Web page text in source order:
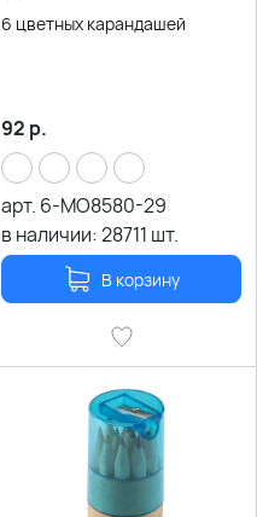
6 цветных карандашей
92 р.
арт. 6-MO8580-29
в наличии:28711 шт.
В корзину